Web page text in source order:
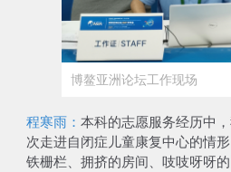
博鳌亚洲论坛工作现场
程寒雨： 本科的志愿服务经历中
次走进自闭症儿童康复中心的情
铁栅栏、拥挤的房间、吱吱呀呀